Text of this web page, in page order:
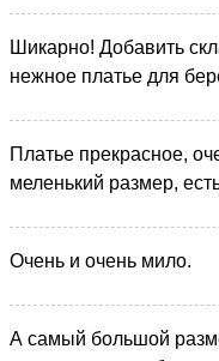
Шикарно! Добавить
нежное платье для
Платье прекрасное,
меленький размер,
Очень и очень мило.
А самый большой